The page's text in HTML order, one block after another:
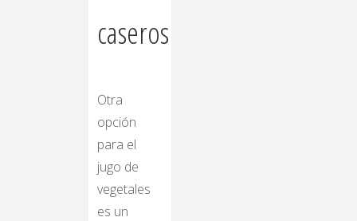
caseros
Otra
opción
para el
jugo de
vegetales
es un